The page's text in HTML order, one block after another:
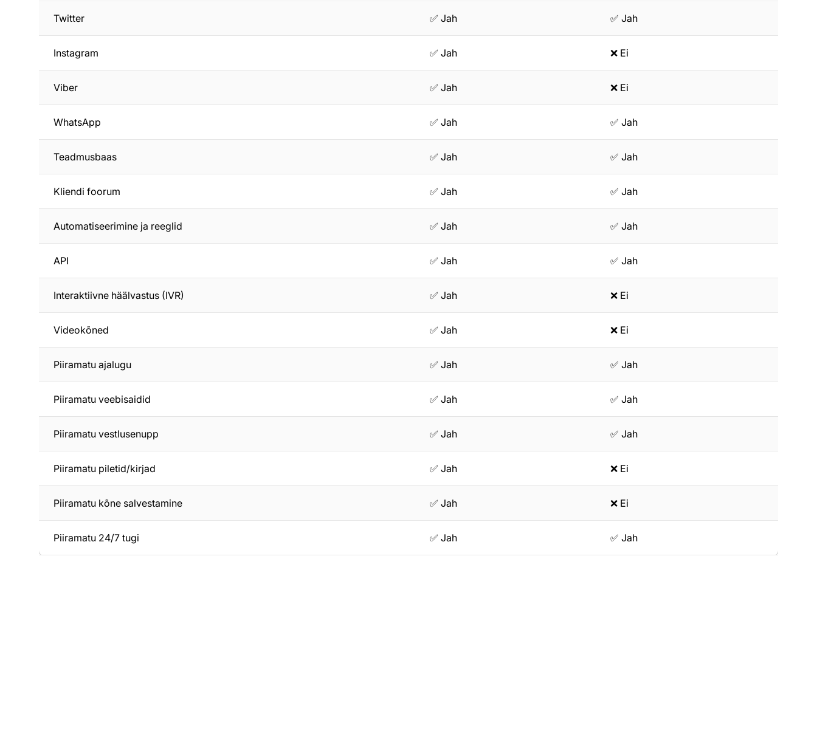
Twitter ✅ Jah ✅ Jah
Instagram ✅ Jah ❌ Ei
Viber ✅ Jah ❌ Ei
WhatsApp ✅ Jah ✅ Jah
Teadmusbaas ✅ Jah ✅ Jah
Kliendi foorum ✅ Jah ✅ Jah
Automatiseerimine ja reeglid ✅ Jah ✅ Jah
API ✅ Jah ✅ Jah
Interaktiivne häälvastus (IVR) ✅ Jah ❌ Ei
Videokõned ✅ Jah ❌ Ei
Piiramatu ajalugu ✅ Jah ✅ Jah
Piiramatu veebisaidid ✅ Jah ✅ Jah
Piiramatu vestlusenupp ✅ Jah ✅ Jah
Piiramatu piletid/kirjad ✅ Jah ❌ Ei
Piiramatu kõne salvestamine ✅ Jah ❌ Ei
Piiramatu 24/7 tugi ✅ Jah ✅ Jah